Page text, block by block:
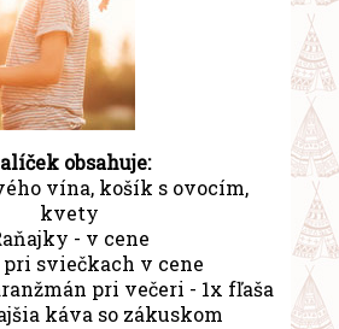
obsahuje:
vína, košík s ovocím,
kvety
- v cene
pri sviečkach v cene
pri večeri - 1x fľaša
káva so zákuskom